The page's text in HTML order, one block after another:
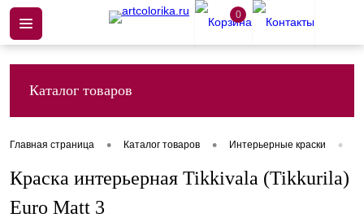
Каталог товаров
Главная страница • Каталог товаров • Интерьерные краски •
Краска интерьерная Tikkivala (Tikkurila)
Euro Matt 3
0